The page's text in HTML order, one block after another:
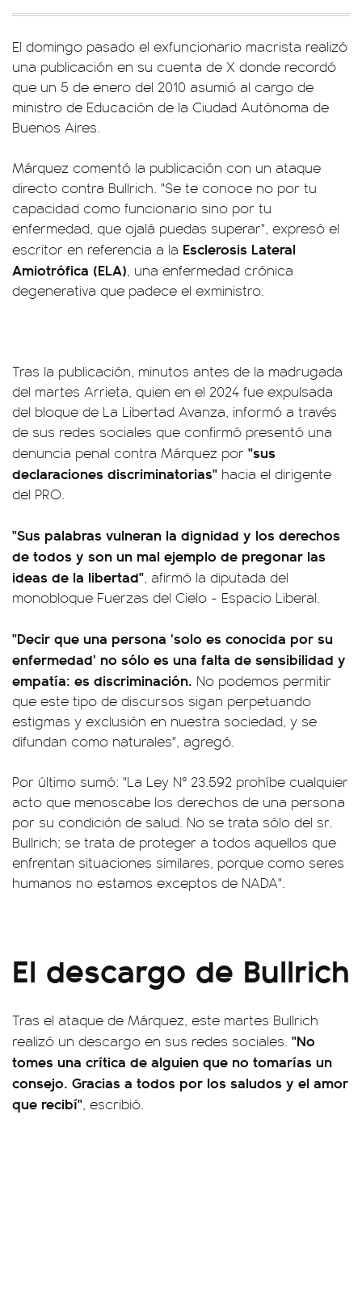
El domingo pasado el exfuncionario macrista realizó
una publicación en su cuenta de X donde recordó
que un 5 de enero del 2010 asumió al cargo de
ministro de Educación de la Ciudad Autónoma de
Buenos Aires.
Márquez comentó la publicación con un ataque
directo contra Bullrich. "Se te conoce no por tu
capacidad como funcionario sino por tu
enfermedad, que ojalá puedas superar", expresó el
escritor en referencia a la Esclerosis Lateral
Amiotrófica (ELA), una enfermedad crónica
degenerativa que padece el exministro.
Tras la publicación, minutos antes de la madrugada
del martes Arrieta, quien en el 2024 fue expulsada
del bloque de La Libertad Avanza, informó a través
de sus redes sociales que confirmó presentó una
denuncia penal contra Márquez por "sus
declaraciones discriminatorias" hacia el dirigente
del PRO.
"Sus palabras vulneran la dignidad y los derechos
de todos y son un mal ejemplo de pregonar las
ideas de la libertad", afirmó la diputada del
monobloque Fuerzas del Cielo - Espacio Liberal.
"Decir que una persona 'solo es conocida por su
enfermedad' no sólo es una falta de sensibilidad y
empatía: es discriminación. No podemos permitir
que este tipo de discursos sigan perpetuando
estigmas y exclusión en nuestra sociedad, y se
difundan como naturales", agregó.
Por último sumó: "La Ley N° 23.592 prohíbe cualquier
acto que menoscabe los derechos de una persona
por su condición de salud. No se trata sólo del sr.
Bullrich; se trata de proteger a todos aquellos que
enfrentan situaciones similares, porque como seres
humanos no estamos exceptos de NADA".
El descargo de Bullrich
Tras el ataque de Márquez, este martes Bullrich
realizó un descargo en sus redes sociales. "No
tomes una crítica de alguien que no tomarías un
consejo. Gracias a todos por los saludos y el amor
que recibí", escribió.